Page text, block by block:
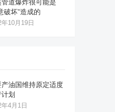
道爆炸很可能是
破坏”造成的
10月19日
产油国维持原定适度
划
4月1日